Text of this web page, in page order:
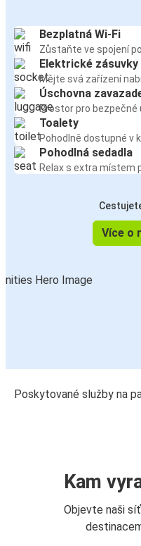
Bezplatná Wi-Fi
Zůstaňte ve spojení
Elektrické zásuvky
Mějte svá zařízení
Úschovna
Prostor pro bezpečné
Toalety
Pohodlně dostupné v
Pohodlná sedadla
Relax s extra místem
Více o
Poskytované služby na
Kam
Objevte naši